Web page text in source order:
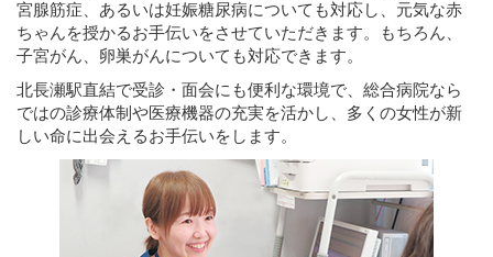
宮腺筋症、あるいは妊娠糖尿病についても対応し、元気な赤
ちゃんを授かるお手伝いをさせていただきます。もちろん、
子宮がん、卵巣がんについても対応できます。
北長瀬駅直結で受診・面会にも便利な環境で、総合病院なら
ではの診療体制や医療機器の充実を活かし、多くの女性が新
しい命に出会えるお手伝いをします。